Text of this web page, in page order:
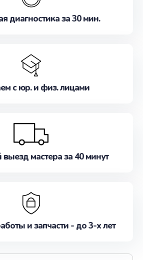
диагностика за 30 мин.
с юр. и физ. лицами
мастера за 40 минут
и запчасти - до 3-х лет